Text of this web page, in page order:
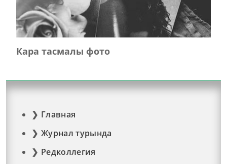
Кара тасмалы фото
Главная
Журнал турында
Редколлегия